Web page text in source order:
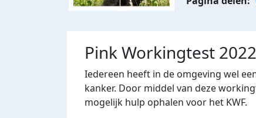
Pink Workingtest 2022
Iedereen heeft in de omgeving wel
kanker. Door middel van deze
mogelijk hulp ophalen voor het KWF.